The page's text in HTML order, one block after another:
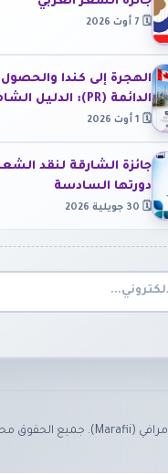
🗓 7 أوت 2026
الهجرة إلى كندا والحصول
الدائمة (PR): الدليل الشامل لعام 2026
🗓 1 أوت 2026
جائزة الشارقة لنقد
دورتها السادسة
🗓 30 جويلية 2026
مرافي (Marafii). جميع الحقوق محفوظة.